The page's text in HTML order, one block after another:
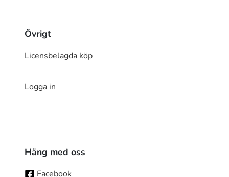
Övrigt
Licensbelagda köp
Logga in
Häng med oss
Facebook